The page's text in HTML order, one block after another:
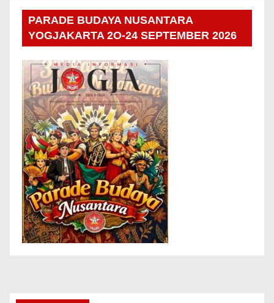
PARADE BUDAYA NUSANTARA
YOGJAKARTA 2O-24 SEPTEMBER 2026